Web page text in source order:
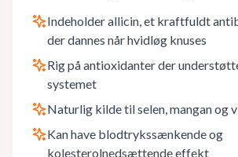
Indeholder allicin, et kraftfuldt
der dannes når hvidløg knuses
Rig på antioxidanter der
systemet
Naturlig kilde til selen, mangan og
Kan have blodtrykssænkende og
kolesterolnedsættende effekt